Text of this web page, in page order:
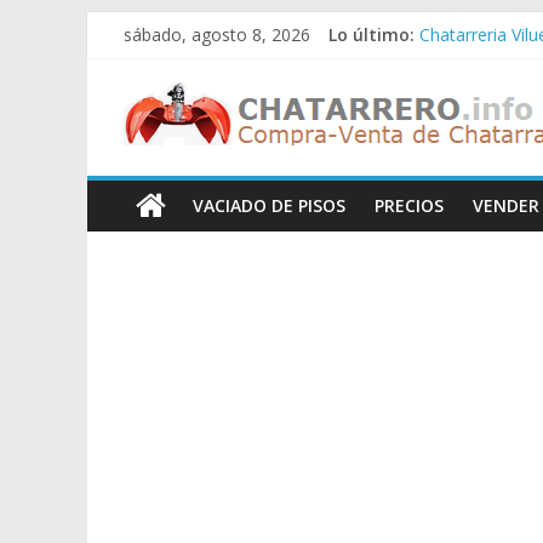
Saltar
contenido
sábado, agosto 8, 2026 Lo último: Chatarreria
Chatarreria
Chatarreria
Chatarreros
–
Precio
VACIADO DE PISOS PRECIOS